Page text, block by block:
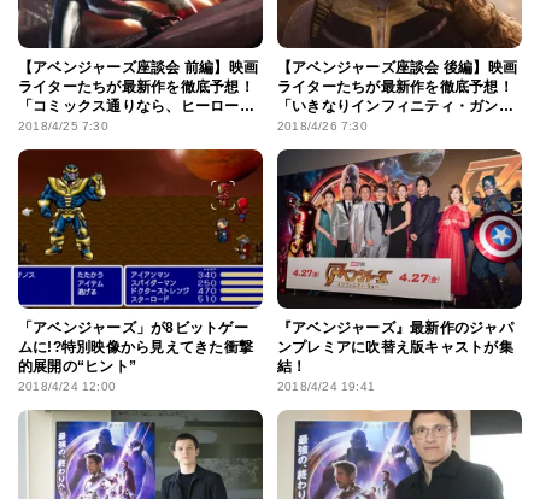
【アベンジャーズ座談会 前編】映画
ライターたちが最新作を徹底予想！
「コミックス通りなら、ヒーローが
半分いなくなる」!?
2018/4/25 7:30
【アベンジャーズ座談会 後編】映画
ライターたちが最新作を徹底予想！
「いきなりインフィニティ・ガント
レット完成」!?
2018/4/26 7:30
「アベンジャーズ」が8ビットゲー
ムに!?特別映像から見えてきた衝撃
的展開の“ヒント”
2018/4/24 12:00
『アベンジャーズ』最新作のジャパ
ンプレミアに吹替え版キャストが集
結！
2018/4/24 19:41